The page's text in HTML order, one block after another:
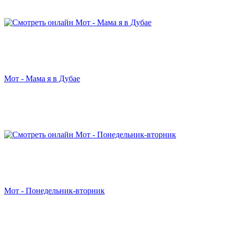
Мот - Мама я в Дубае
Мот - Понедельник-вторник